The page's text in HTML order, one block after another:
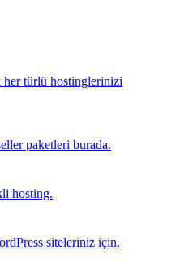
türlü hostinglerinizi
paketleri burada.
hosting.
siteleriniz için.